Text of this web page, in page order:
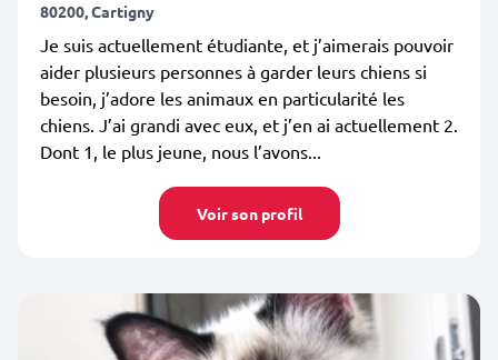
80200, Cartigny
Je suis actuellement étudiante, et j’aimerais pouvoir
aider plusieurs personnes à garder leurs chiens si
besoin, j’adore les animaux en particularité les
chiens. J’ai grandi avec eux, et j’en ai actuellement 2.
Dont 1, le plus jeune, nous l’avons...
Voir son profil